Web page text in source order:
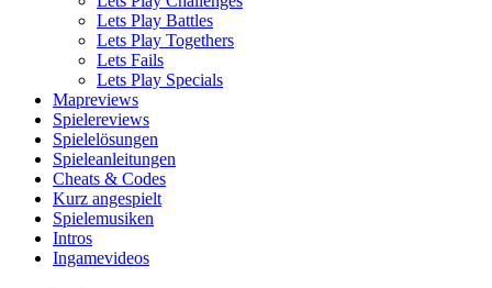
Lets Play Battles
Lets Play Togethers
Lets Fails
Lets Play Specials
Mapreviews
Spielereviews
Spielelösungen
Spieleanleitungen
Cheats & Codes
Kurz angespielt
Spielemusiken
Intros
Ingamevideos